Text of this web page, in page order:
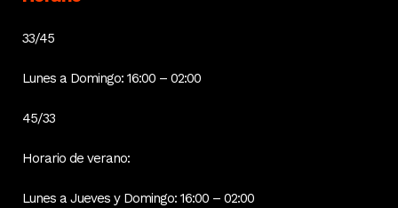
33/45
Lunes a Domingo: 16:00 – 02:00
45/33
Horario de verano:
Lunes a Jueves y Domingo: 16:00 – 02:00